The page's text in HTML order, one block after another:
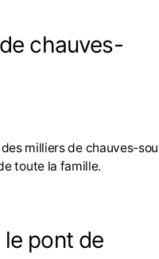
chauves-
milliers de chauves-
toute la famille.
le pont de